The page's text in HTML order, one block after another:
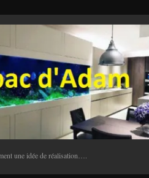
une idée de réalisation….